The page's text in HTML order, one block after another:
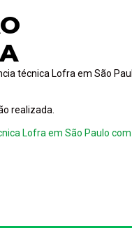
técnica Lofra em São
realizada.
Lofra em São Paulo com